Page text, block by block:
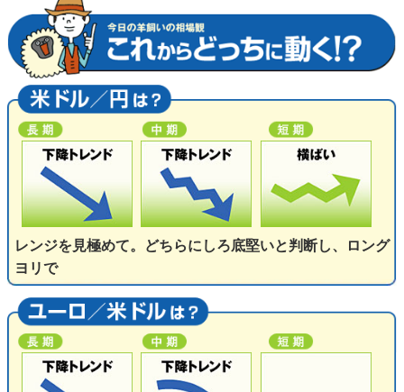
レンジを見極めて。どちらにしろ底堅いと判断し、ロング
ヨリで